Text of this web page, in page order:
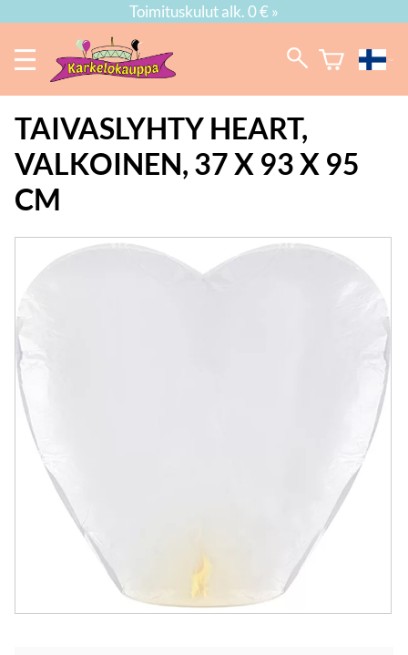
Toimituskulut alk. 0 € »
TAIVASLYHTY HEART,
VALKOINEN, 37 X 93 X 95
CM